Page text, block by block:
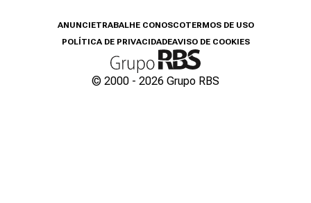
ANUNCIETRABALHE CONOSCOTERMOS DE USO
POLÍTICA DE PRIVACIDADEAVISO DE COOKIES
© 2000 - 2026 Grupo RBS